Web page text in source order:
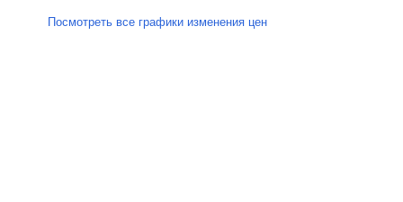
Посмотреть все графики изменения цен